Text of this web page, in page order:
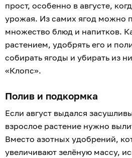
прост, особенно в августе,
урожая. Из самих ягод можно
множество блюд и напитков.
растением, удобрять его и
собирать ягоды и убирать из
«Клопс».
Полив и подкормка
Если август выдался
взрослое растение нужно
Вместо азотных удобрений,
увеличивают зелёную массу,